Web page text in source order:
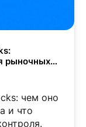
рыночных
чем оно
и что